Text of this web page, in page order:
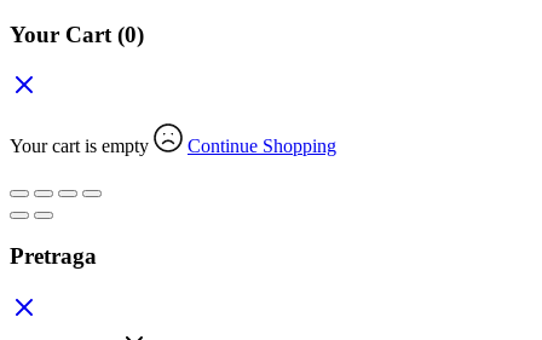
Your Cart (0)
Your cart is empty Continue Shopping
Pretraga